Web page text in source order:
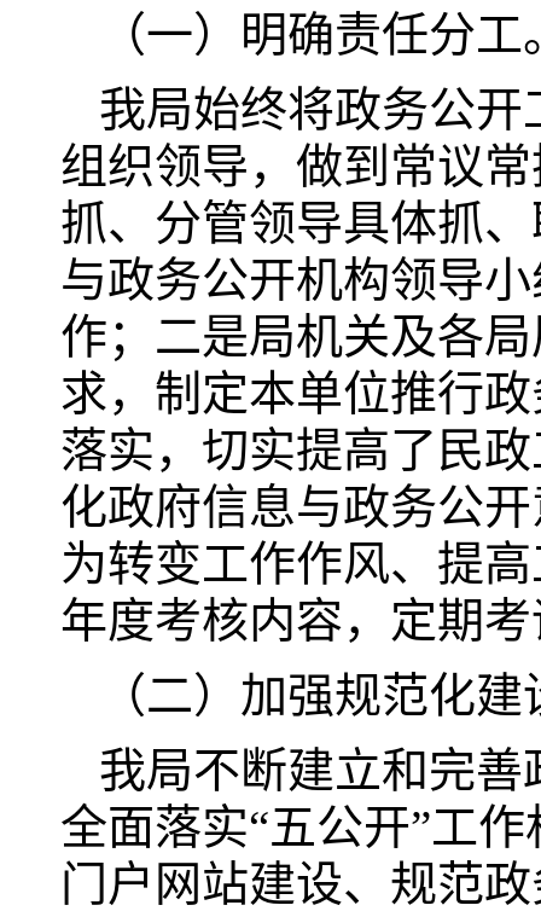
（一）明确责任分工
我局始终将政务公
组织领导，做到常议
抓、分管领导具体抓
与政务公开机构领导
作；二是局机关及各
求，制定本单位推行
落实，切实提高了民
化政府信息与政务公
为转变工作作风、提
年度考核内容，定期
（二）加强规范化建
我局不断建立和完
全面落实“五公开”工
门户网站建设、规范